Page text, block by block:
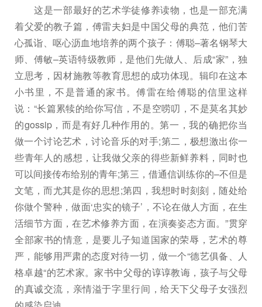
这是一部最好的艺术学徒修养读物，也是一部充满
着父爱的教子篇，傅雷夫妇是中国父母的典范，他们苦
心孤诣、呕心沥血地培养的两个孩子：傅聪–著名钢琴大
师、傅敏–英语特级教师，是他们先做人、后成“家”，独
立思考，因材施教等教育思想的成功体现。辑印在这本
小书里，不是普通的家书。傅雷在给傅聪的信里这样
说：“长篇累犊的给你写信，不是空唠叨，不是莫名其妙
的gossip，而是有好几种作用的。第一，我的确把你当
做一个讨论艺术，讨论音乐的对手;第二，极想激出你一
些青年人的感想，让我做父亲的得些新鲜养料，同时也
可以间接传布给别的青年;第三，借通信训练你的–不但是
文笔，而尤其是你的思想;第四，我想时时刻刻，随处给
你做个警种，做面‘忠实的镜子’，不论在做人方面，在生
活细节方面，在艺术修养方面，在演奏姿态方面。”贯穿
全部家书的情意，是要儿子知道国家的荣辱，艺术的尊
严，能够用严肃的态度对待一切，做一个“德艺俱备、人
格卓越“的艺术家。家书中父母的谆谆教诲，孩子与父母
的真诚交流，亲情溢于字里行间，给天下父母子女强烈